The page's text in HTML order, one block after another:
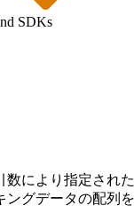
SDKs
数により指定され
グデータの配列を